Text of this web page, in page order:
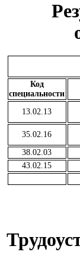
Код
специальности
13.02.13
35.02.16
38.02.03
43.02.15